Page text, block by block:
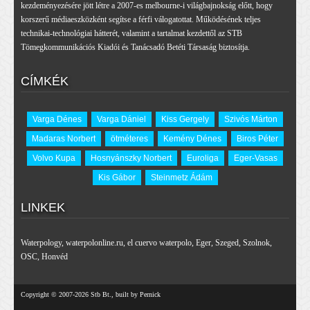
kezdeményezésére jött létre a 2007-es melbourne-i világbajnokság előtt, hogy
korszerű médiaeszközként segítse a férfi válogatottat. Működésének teljes
technikai-technológiai hátterét, valamint a tartalmat kezdettől az STB
Tömegkommunikációs Kiadói és Tanácsadó Betéti Társaság biztosítja.
CÍMKÉK
Varga Dénes Varga Dániel Kiss Gergely
Szivós Márton
Madaras Norbert
ötméteres Kemény Dénes
Biros Péter
Volvo Kupa
Hosnyánszky Norbert Euroliga
Eger-Vasas
Kis Gábor
Steinmetz Ádám
LINKEK
Waterpology, waterpolonline.ru, el cuervo waterpolo, Eger, Szeged, Szolnok,
OSC, Honvéd
Copyright © 2007-2026 Stb Bt., built by Pernick